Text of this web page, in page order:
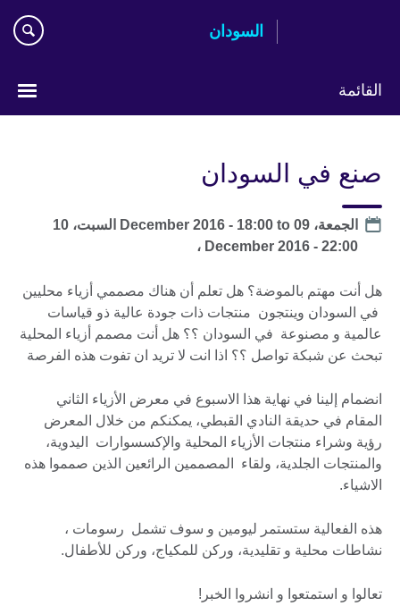
السودان
القائمة
صنع في السودان
Date
الجمعة، 09 December 2016 - 18:00 to
السبت، 10
December 2016 - 22:00 ،
هل أنت مهتم بالموضة؟ هل تعلم أن هناك مصممي أزياء محليين
في السودان وينتجون منتجات ذات جودة عالية ذو قياسات
عالمية و مصنوعة في السودان ؟؟ هل أنت مصمم أزياء المحلية
تبحث عن شبكة تواصل ؟؟ اذا انت لا تريد ان تفوت هذه الفرصة
انضمام إلينا في نهاية هذا الاسبوع في معرض الأزياء الثاني
المقام في حديقة النادي القبطي، يمكنكم من خلال المعرض
رؤية وشراء منتجات الأزياء المحلية والإكسسوارات اليدوية،
والمنتجات الجلدية، ولقاء المصممين الرائعين الذين صمموا هذه
الاشياء.
هذه الفعالية ستستمر ليومين و سوف تشمل رسومات ،
نشاطات محلية و تقليدية، وركن للمكياج، وركن للأطفال.
تعالوا و استمتعوا و انشروا الخبر!